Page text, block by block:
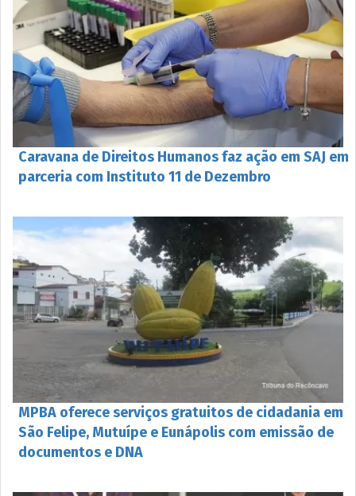
Caravana de Direitos Humanos faz ação em SAJ em
parceria com Instituto 11 de Dezembro
MPBA oferece serviços gratuitos de cidadania em
São Felipe, Mutuípe e Eunápolis com emissão de
documentos e DNA